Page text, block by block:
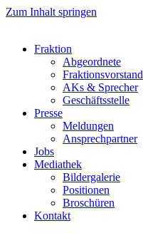
Zum Inhalt springen
Fraktion
Abgeordnete
Fraktions­vorstand
AKs & Sprecher
Geschäftsstelle
Presse
Meldungen
Ansprechpartner
Jobs
Mediathek
Bildergalerie
Positionen
Broschüren
Kontakt